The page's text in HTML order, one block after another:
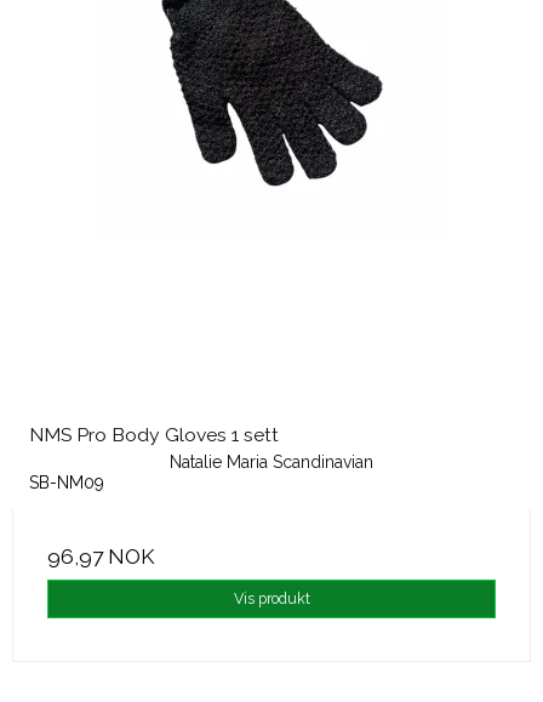
NMS Pro Body Gloves 1 sett
Natalie Maria Scandinavian
SB-NM09
96,97 NOK
Vis produkt